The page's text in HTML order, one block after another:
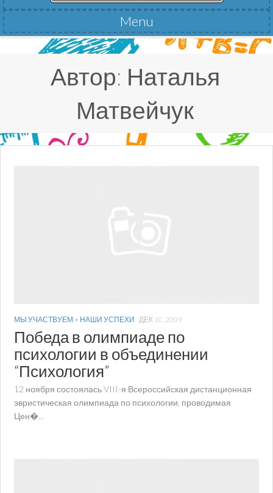
Menu
Читать далее
Автор: Наталья
Матвейчук
МЫ УЧАСТВУЕМ • НАШИ УСПЕХИ ДЕК 10, 2009
Победа в олимпиаде по
психологии в объединении
“Психология”
12 ноября состоялась VIII-я Всероссийская дистанционная
эвристическая олимпиада по психологии, проводимая
Цен�...